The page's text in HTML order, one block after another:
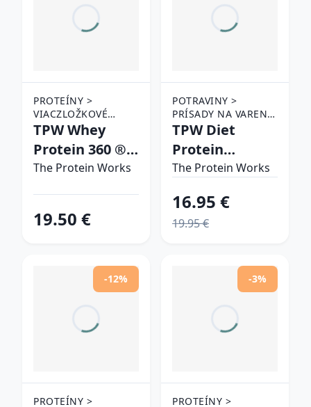
PROTEÍNY >
VIACZLOŽKOVÉ
PROTEÍNY
TPW Whey
Protein 360 ®
jahoda & krém
The Protein Works
19.50 €
POTRAVINY >
PRÍSADY NA VARENIE
> ZMESI NA PEČENIE
TPW Diet
Protein
Pancakes
The Protein Works
16.95 €
19.95 €
-12%
PROTEÍNY >
-3%
PROTEÍNY >